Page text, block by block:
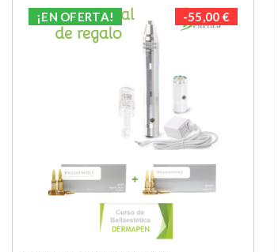
-55,00 €
¡EN OFERTA!
PACK